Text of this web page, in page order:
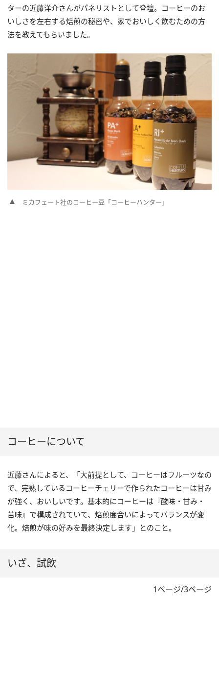
ターの近藤洋介さんがパネリストとして登壇。コーヒーのお
いしさを左右する焙煎の秘密や、家でおいしく飲むための方
法を教えてもらいました。
ミカフェート社のコーヒー豆「コーヒーハンター」
コーヒーについて
近藤さんによると、「大前提として、コーヒーはフルーツなの
で、完熟しているコーヒーチェリーで作られたコーヒーは甘み
が強く、おいしいです。基本的にコーヒーは『酸味・甘み・
苦味』で構成されていて、焙煎度合いによってバランスが変
化。焙煎が味の好みを最終決定します」とのこと。
いざ、試飲
1ページ/3ページ